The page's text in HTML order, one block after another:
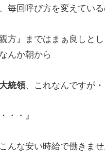
毎回呼び方を変えている
方』まではまぁ良しと
んか朝から
大統領、これなんですが・
・・』
んな安い時給で働きませ